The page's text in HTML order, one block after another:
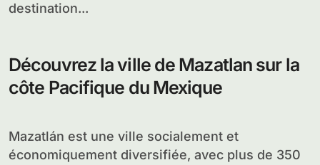
destination...
Découvrez la ville de Mazatlan sur la
côte Pacifique du Mexique
Mazatlán est une ville socialement et
économiquement diversifiée, avec plus de 350